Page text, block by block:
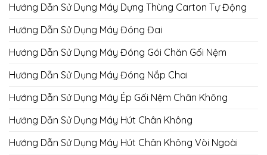
Hướng Dẫn Sử Dụng Máy Dựng Thùng Carton Tự Động
Hướng Dẫn Sử Dụng Máy Đóng Đai
Hướng Dẫn Sử Dụng Máy Đóng Gói Chăn Gối Nệm
Hướng Dẫn Sử Dụng Máy Đóng Nắp Chai
Hướng Dẫn Sử Dụng Máy Ép Gối Nệm Chân Không
Hướng Dẫn Sử Dụng Máy Hút Chân Không
Hướng Dẫn Sử Dụng Máy Hút Chân Không Vòi Ngoài